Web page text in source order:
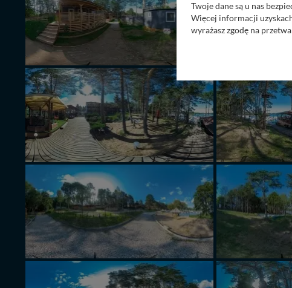
Twoje dane są u nas
Więcej informacji
wyrażasz zgodę na
Wyjątkiem jest sytuacja,
zasadach i
Administratorem Twoich
11-500 Giżycko. Możesz
W każdej chwili możesz:
przetwarzania. Pamiętaj
informacji zawartych w
przypadkach nie możemy
Dziękujemy, i życzmy